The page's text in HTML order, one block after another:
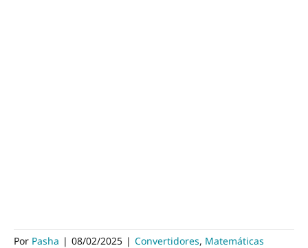
Por Pasha | 08/02/2025 | Convertidores, Matemáticas